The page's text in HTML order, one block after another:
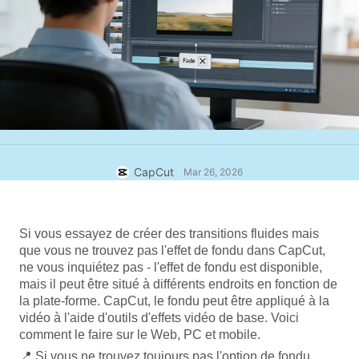
Texte et contenu audio
Légendes automatiques
Modèles de légendes
Texte en discours
Amélioration de la voix
Réduction du bruit
Image
Marketing
Style de vie et vlogs
Conception personnalisée
Ressources
Tendances du marché
Principales sélections
Tendances et astuces en matière de modèles
Plus
Modèles par secteur
Modèles de récapitulatif
Centre de confiance
Centre d'aide
Ouvrir CapCut
CapCut Mar 26, 2026
Si vous essayez de créer des transitions fluides mais
que vous ne trouvez pas l'effet de fondu dans CapCut,
ne vous inquiétez pas - l'effet de fondu est disponible,
mais il peut être situé à différents endroits en fonction de
la plate-forme. CapCut, le fondu peut être appliqué à la
vidéo à l'aide d'outils d'effets vidéo de base. Voici
comment le faire sur le Web, PC et mobile.
📍 Si vous ne trouvez toujours pas l'option de fondu